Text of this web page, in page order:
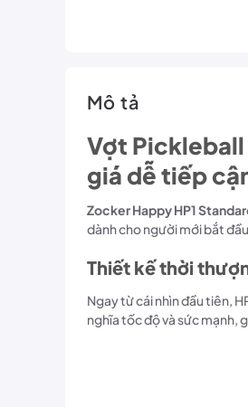
Mô tả
Vợt Pickleball
giá dễ tiếp
Zocker Happy HP1
dành cho người mới bắt
Thiết kế thời
Ngay từ cái nhìn đầu tiên,
nghĩa tốc độ và sức mạnh,